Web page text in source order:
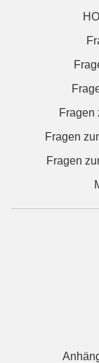
Fragen
Fragen
Fragen